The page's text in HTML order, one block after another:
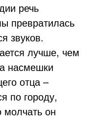
речь
превратилась
звуков.
лучше, чем
насмешки
отца –
по городу,
молчать он